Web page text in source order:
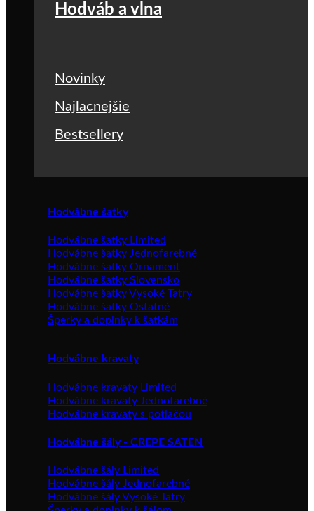
Hodváb a vlna
Novinky
Najlacnejšie
Bestsellery
Hodvábne šatky
Hodvábne šatky Limited
Hodvábne šatky Jednofarebné
Hodvábne šatky Ornament
Hodvábne šatky Slovensko
Hodvábne šatky Vysoké Tatry
Hodvábne šatky Ostatné
Šperky a doplnky k šatkám
Hodvábne kravaty
Hodvábne kravaty Limited
Hodvábne kravaty Jednofarebné
Hodvábne kravaty s potlačou
Hodvábne šály - CREPE SATEN
Hodvábne šály Limited
Hodvábne šály Jednofarebné
Hodvábne šály Vysoké Tatry